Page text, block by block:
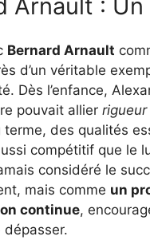
Arnault :
Bernard Arnault
d’un véritable
Dès l’enfance,
pouvait allier
terme, des qualités
compétitif que le
considéré le
mais comme un
continue,
dépasser.